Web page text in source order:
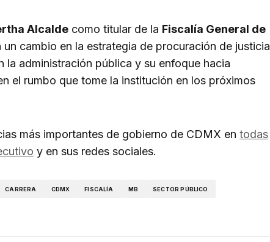
Alcalde como titular de la Fiscalía General de
un cambio en la estrategia de procuración de justicia
la administración pública y su enfoque hacia
el rumbo que tome la institución en los próximos
más importantes de gobierno de CDMX en todas
y en sus redes sociales.
CARRERA CDMX FISCALÍA MB SECTOR PÚBLICO